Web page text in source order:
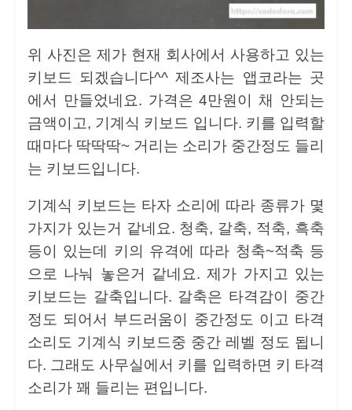
위 사진은 제가 현재 회사에서 사용하고 있는
키보드 되겠습니다^^ 제조사는 앱코라는 곳
에서 만들었네요. 가격은 4만원이 채 안되는
금액이고, 기계식 키보드 입니다. 키를 입력할
때마다 딱딱딱~ 거리는 소리가 중간정도 들리
는 키보드입니다.
기계식 키보드는 타자 소리에 따라 종류가 몇
가지가 있는거 같네요. 청축, 갈축, 적축, 흑축
등이 있는데 키의 유격에 따라 청축~적축 등
으로 나눠 놓은거 같네요. 제가 가지고 있는
키보드는 갈축입니다. 갈축은 타격감이 중간
정도 되어서 부드러움이 중간정도 이고 타격
소리도 기계식 키보드중 중간 레벨 정도 됩니
다. 그래도 사무실에서 키를 입력하면 키 타격
소리가 꽤 들리는 편입니다.